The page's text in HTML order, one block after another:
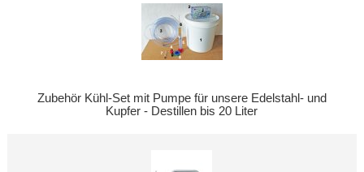
Zubehör Kühl-Set mit Pumpe für unsere Edelstahl- und
Kupfer - Destillen bis 20 Liter